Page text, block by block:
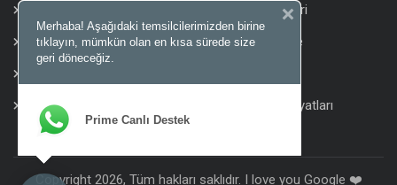
Tente Sistemleri
Pergola Tente
Otomatik Tente
Zip Perde
Rüzgar Kırıcı Fiyatları
Copyright 2026, Tüm hakları saklıdır. I love you Google ❤️
Merhaba! Aşağıdaki temsilcilerimizden birine
tıklayın, mümkün olan en kısa sürede size
geri döneceğiz.
Prime Canlı Destek